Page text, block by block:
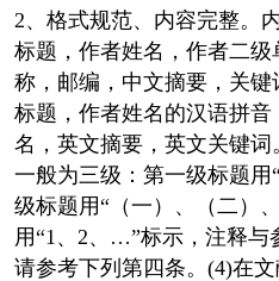
2、格式规范、内容完整。
标题，作者姓名，作者二级
称，邮编，中文摘要，关
标题，作者姓名的汉语拼
名，英文摘要，英文关键
一般为三级：第一级标题
级标题用“（一）、（二）
用“1、2、…”标示，注释与
请参考下列第四条。(4)在